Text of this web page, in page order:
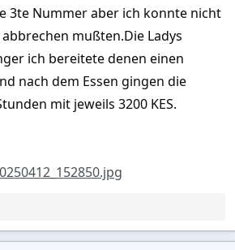
3te Nummer aber ich konnte nicht
mußten.Die Ladys
ich bereitete denen einen
nach dem Essen gingen die
mit jeweils 3200 KES.